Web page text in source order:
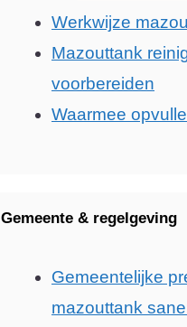
Werkwijze
Mazouttank
voorbereiden
Waarmee
Gemeente & regelgeving
Gemeentelijke
mazouttank